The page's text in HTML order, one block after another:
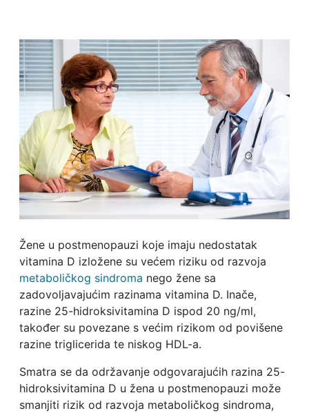
Žene u postmenopauzi koje imaju nedostatak
vitamina D izložene su većem riziku od razvoja
metaboličkog sindroma nego žene sa
zadovoljavajućim razinama vitamina D. Inače,
razine 25-hidroksivitamina D ispod 20 ng/ml,
također su povezane s većim rizikom od povišene
razine triglicerida te niskog HDL-a.
Smatra se da održavanje odgovarajućih razina 25-
hidroksivitamina D u žena u postmenopauzi može
smanjiti rizik od razvoja metaboličkog sindroma,